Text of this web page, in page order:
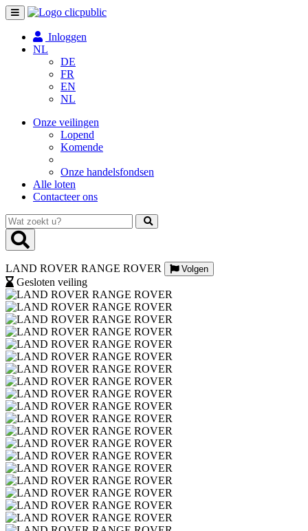
Toggle
navigation
Inloggen
NL
DE
FR
EN
NL
Onze veilingen
Lopend
Komende
Onze handelsfondsen
Alle loten
Contacteer ons
Wat
zoekt
u?
LAND ROVER RANGE ROVER Volgen
Gesloten veiling